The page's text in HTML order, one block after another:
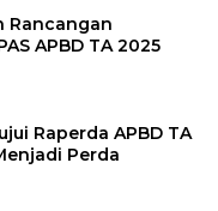
Rancangan
APBD TA 2025
Raperda APBD TA
Perda